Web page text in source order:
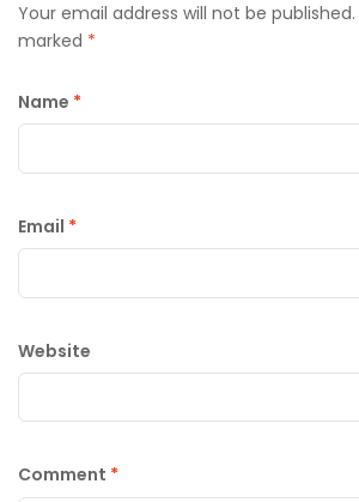
Your email address will not be published.
marked *
Comment *
Name *
Email *
Website